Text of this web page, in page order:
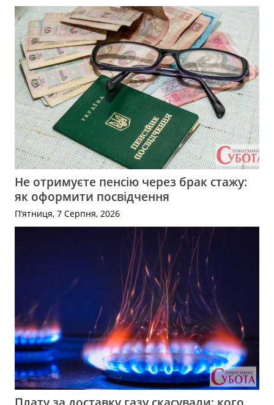
Не отримуєте пенсію через брак стажу:
як оформити посвідчення
П’ятниця, 7 Серпня, 2026